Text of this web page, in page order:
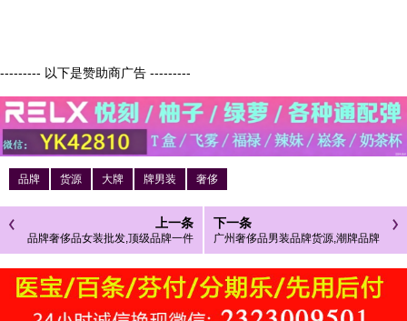
--------- 以下是赞助商广告 ---------
品牌 货源 大牌 牌男装 奢侈
上一条
品牌奢侈品女装批发,顶级品牌一件
代发
下一条
广州奢侈品男装品牌货源,潮牌品牌
男装厂家供货